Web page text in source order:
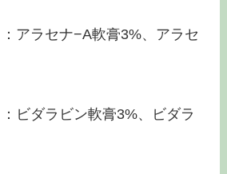
アラセナ−A軟膏3%、アラセ
ビダラビン軟膏3%、ビダラ